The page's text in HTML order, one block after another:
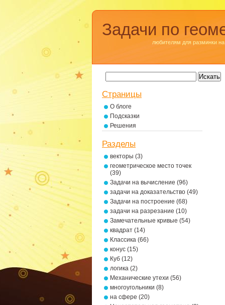
Задачи по
любителям для разминки на
Страницы
О блоге
Подсказки
Решения
Разделы
векторы (3)
геометрическое место точек
(39)
Задачи на вычисление (96)
задачи на доказательство (49)
Задачи на построение (68)
задачи на разрезание (10)
Замечательные кривые (54)
квадрат (14)
Классика (66)
конус (15)
Куб (12)
логика (2)
Механические утехи (56)
многоугольники (8)
на сфере (20)